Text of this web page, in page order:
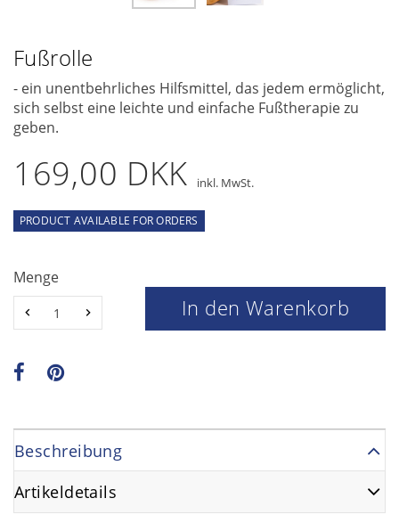
Fußrolle
- ein unentbehrliches Hilfsmittel, das jedem ermöglicht,
sich selbst eine leichte und einfache Fußtherapie zu
geben.
169,00 DKK inkl. MwSt.
PRODUCT AVAILABLE FOR ORDERS
Menge
In den Warenkorb
Beschreibung
Artikeldetails